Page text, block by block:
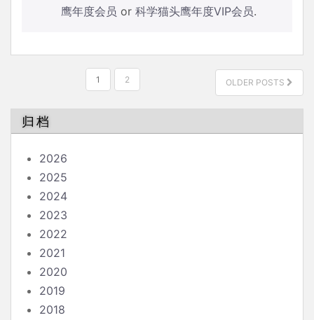
鹰年度会员 or 科学猫头鹰年度VIP会员.
分
页
1 2 OLDER POSTS
归档
2026
2025
2024
2023
2022
2021
2020
2019
2018